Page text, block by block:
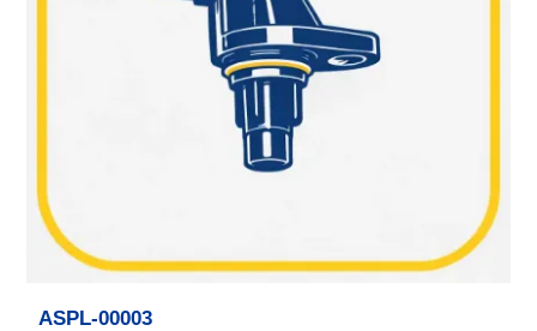
ASPL-00003